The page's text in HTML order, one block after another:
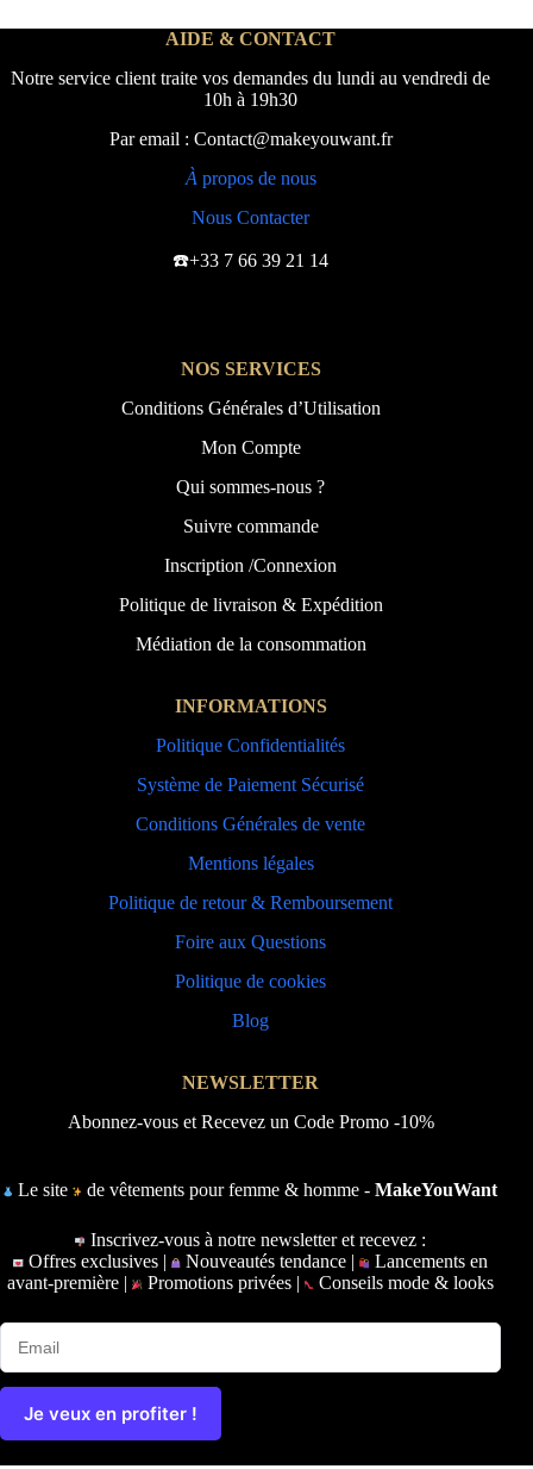
AIDE & CONTACT
Notre service client traite vos demandes du lundi au vendredi de
10h à 19h30
Par email : Contact@makeyouwant.fr
À propos de nous
Nous Contacter
☎️+33 7 66 39 21 14
NOS SERVICES
Conditions Générales d’Utilisation
Mon Compte
Qui sommes-nous ?
Suivre commande
Inscription /Connexion
Politique de livraison & Expédition
Médiation de la consommation
INFORMATIONS
Politique Confidentialités
Système de Paiement Sécurisé
Conditions Générales de vente
Mentions légales
Politique de retour & Remboursement
Foire aux Questions
Politique de cookies
Blog
NEWSLETTER
Abonnez-vous et Recevez un Code Promo -10%
Le site de vêtements pour femme & homme -MakeYouWant
Inscrivez-vous à notre newsletter et recevez :
Offres exclusives |
Nouveautés tendance |
Lancements en
avant-première | Promotions privées | Conseils mode & looks
Je veux en profiter !